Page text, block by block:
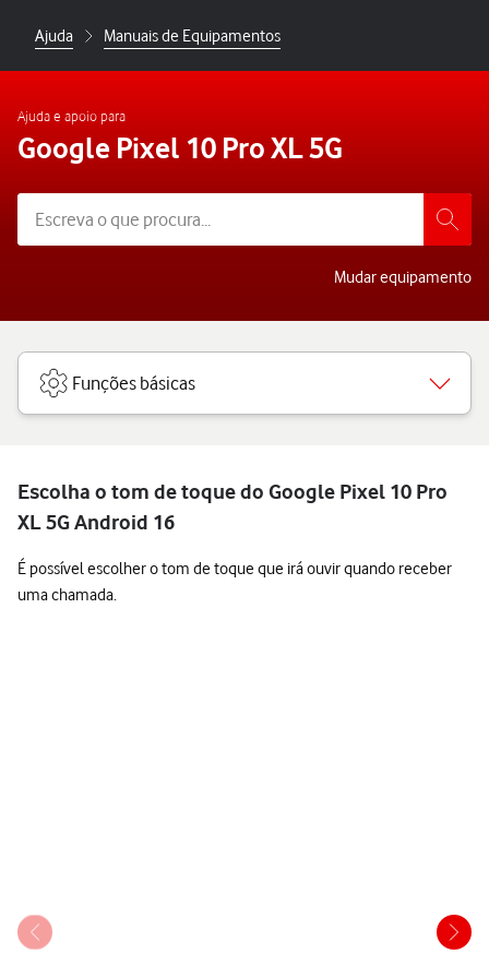
Ajuda Manuais de Equipamentos
Ajuda e apoio para
Google Pixel 10 Pro XL 5G
Mudar equipamento
Funções básicas
Escolha o tom de toque do Google Pixel 10 Pro
XL 5G Android 16
É possível escolher o tom de toque que irá ouvir quando receber
uma chamada.